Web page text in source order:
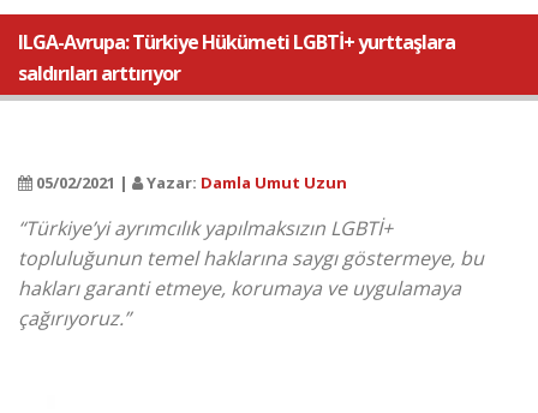
ILGA-Avrupa: Türkiye Hükümeti LGBTİ+ yurttaşlara
saldırıları arttırıyor
05/02/2021 | Yazar: Damla Umut Uzun
“Türkiye’yi ayrımcılık yapılmaksızın LGBTİ+
topluluğunun temel haklarına saygı göstermeye, bu
hakları garanti etmeye, korumaya ve uygulamaya
çağırıyoruz.”